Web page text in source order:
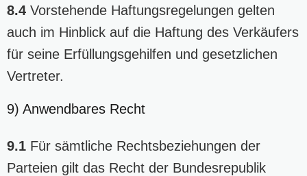
8.4 Vorstehende Haftungsregelungen gelten
auch im Hinblick auf die Haftung des Verkäufers
für seine Erfüllungsgehilfen und gesetzlichen
Vertreter.
9) Anwendbares Recht
9.1 Für sämtliche Rechtsbeziehungen der
Parteien gilt das Recht der Bundesrepublik